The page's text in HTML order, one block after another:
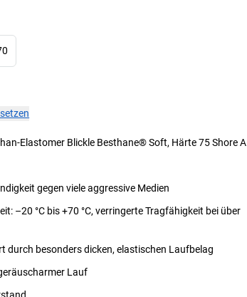
Elastomer Blickle Besthane® Soft, Härte 75 Shore A
gegen viele aggressive Medien
–20 °C bis +70 °C, verringerte Tragfähigkeit bei über
durch besonders dicken, elastischen Laufbelag
Lauf